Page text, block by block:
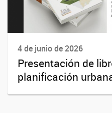
4 de junio de 2026
Presentación de
planificación